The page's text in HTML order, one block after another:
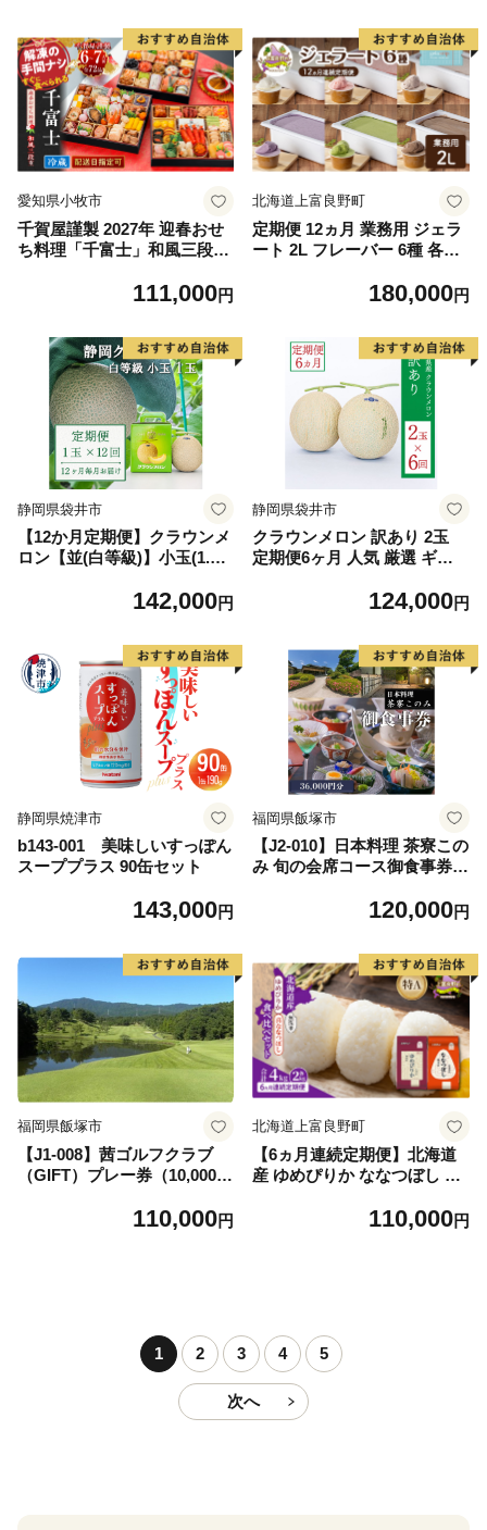
おせち 人気 新春
愛知県小牧市
千賀屋謹製 2027年 迎春おせ
ち料理「千富士」和風三段重
111,000円
北海道上富良野町
定期便 12ヵ月 業務用 ジェラ
ート 2L フレーバー 6種 各月
ーツ ミルク 牛乳 北海道 上富
180,000円
静岡県袋井市
【12か月定期便】クラウンメ
ロン【並(白等級)】小玉(1.1k
肉 フルーツ デザート 高級メ
142,000円
静岡県袋井市
クラウンメロン 訳あり 2玉
定期便6ヶ月 人気 厳選 ギフ
物 袋井市 果物類 メロン青肉
124,000円
静岡県焼津市
b143-001 美味しいすっぽん
スーププラス 90缶セット
143,000円
福岡県飯塚市
【J2-010】日本料理 茶寮この
み 旬の会席コース御食事券3
120,000円
福岡県飯塚市
【J1-008】茜ゴルフクラブ
（GIFT）プレー券（10,000円
110,000円
北海道上富良野町
【6ヵ月連続定期便】北海道
産 ゆめぴりか ななつぼし 食
合計4kg 米 特A 獲得 白米 ご
110,000円
1 2 3 4 5
次へ